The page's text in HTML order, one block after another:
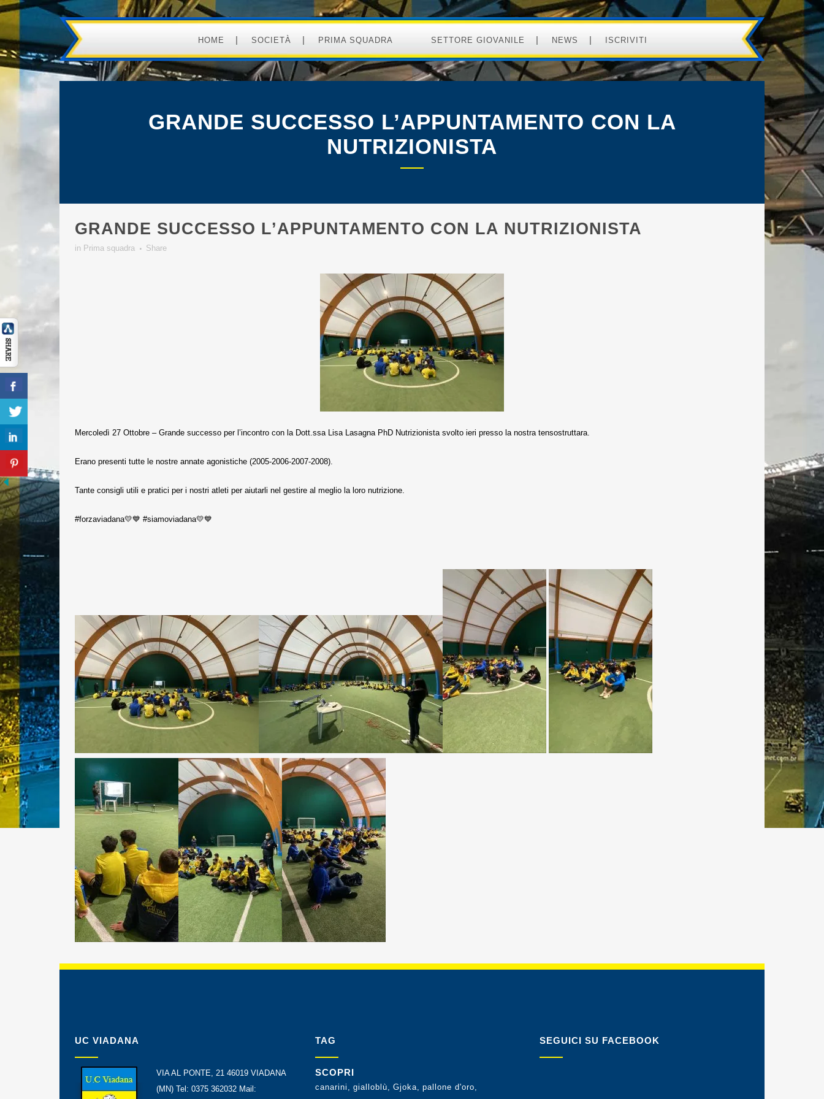
HOME SOCIETÀ PRIMA SQUADRA SETTORE GIOVANILE NEWS ISCRIVITI
GRANDE SUCCESSO L’APPUNTAMENTO CON LA
NUTRIZIONISTA
GRANDE SUCCESSO L’APPUNTAMENTO CON LA NUTRIZIONISTA
in Prima squadra Share
Mercoledì 27 Ottobre – Grande successo per l’incontro con la Dott.ssa Lisa Lasagna PhD Nutrizionista svolto ieri presso la nostra tensostruttara.
Erano presenti tutte le nostre annate agonistiche (2005-2006-2007-2008).
Tante consigli utili e pratici per i nostri atleti per aiutarli nel gestire al meglio la loro nutrizione.
#forzaviadana💛💙 #siamoviadana💛💙
UC VIADANA
VIA AL PONTE, 21 46019 VIADANA
(MN) Tel: 0375 362032 Mail:
TAG
SCOPRI
canarini gialloblù Gjoka pallone d'oro
SEGUICI SU FACEBOOK